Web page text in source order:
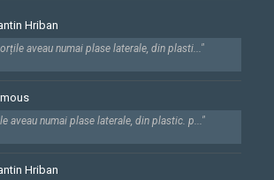
Hriban
aveau numai plase laterale, din plasti..."
aveau numai plase laterale, din plastic. p..."
Hriban